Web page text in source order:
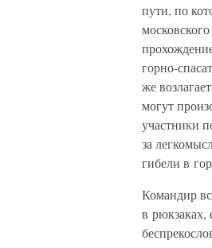
пути, по
горно-
же
могут
участники
за
гибели в
Командир
в рюкзаках,